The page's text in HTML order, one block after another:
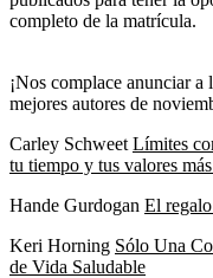
completo de la matrícula.
¡Nos complace anunciar a
mejores autores de
Carley Schweet Límites
tu tiempo y tus valores
Hande Gurdogan El
Keri Horning Sólo Una
de Vida Saludable